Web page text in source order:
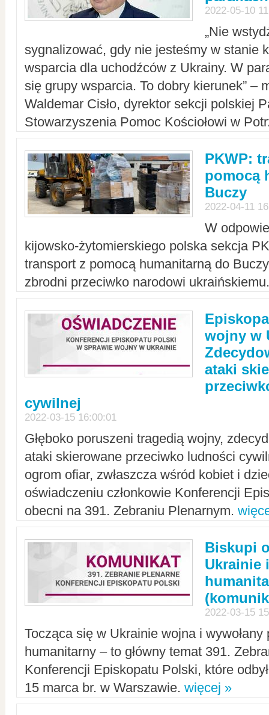
2022-05-10
„Nie
sygnalizować, gdy nie jesteśmy w stanie
wsparcia dla uchodźców z Ukrainy. W
się grupy wsparcia. To dobry kierunek” –
Waldemar Cisło, dyrektor sekcji polskiej
Stowarzyszenia Pomoc Kościołowi w
PKWP:
pomocą
Buczy
2022-04-11
W
kijowsko-żytomierskiego polska sekcja
transport z pomocą humanitarną do
zbrodni przeciwko narodowi
wojny w
ataki
cywilnej
2022-03-15 16:00:01
Głęboko poruszeni tragedią wojny,
ataki skierowane przeciwko ludności
ogrom ofiar, zwłaszcza wśród kobiet i
oświadczeniu członkowie Konferencji
obecni na 391. Zebraniu Plenarnym.
Biskupi
Ukrainie
2022-03-15
Tocząca się w Ukrainie wojna i
humanitarny – to główny temat 391.
Konferencji Episkopatu Polski, które
15 marca br. w Warszawie. więcej »